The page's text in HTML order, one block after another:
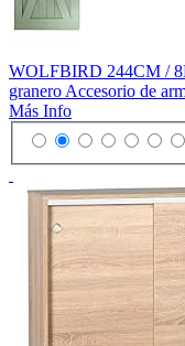
WOLFBIRD 244CM /
granero Accesorio de
Más Info